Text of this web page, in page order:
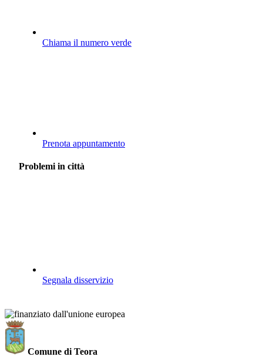
Chiama il numero verde
Prenota appuntamento
Problemi in città
Segnala disservizio
Comune di Teora